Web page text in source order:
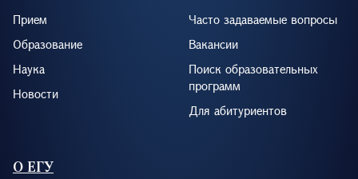
Прием
Образование
Наука
Новости
Часто задаваемые вопросы
Вакансии
Поиск образовательных
программ
Для абитуриентов
О ЕГУ